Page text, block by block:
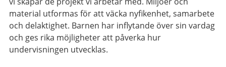
material utformas för att väcka nyfikenhet, samarbete
och delaktighet. Barnen har inflytande över sin vardag
och ges rika möjligheter att påverka hur
undervisningen utvecklas.